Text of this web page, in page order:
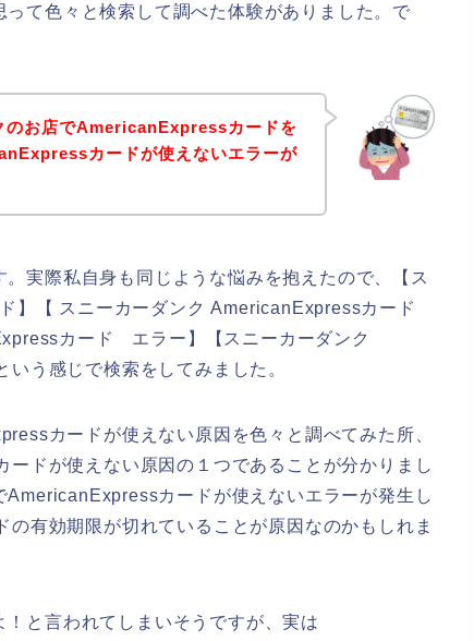
て色々と検索して調べた体験がありました。で
のお店でAmericanExpressカードを
カードが使えないエラーが
実際私自身も同じような悩みを抱えたので、【ス
】【 スニーカーダンク AmericanExpressカード
カード エラー】【スニーカーダンク
う感じで検索をしてみました。
カードが使えない原因を色々と調べてみた所、
ードが使えない原因の１つであることが分かりまし
カードが使えないエラーが発生し
有効期限が切れていることが原因なのかもしれま
と言われてしまいそうですが、実は